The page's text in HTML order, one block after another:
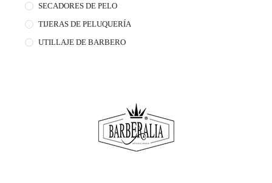
SECADORES DE PELO
TIJERAS DE PELUQUERÍA
UTILLAJE DE BARBERO